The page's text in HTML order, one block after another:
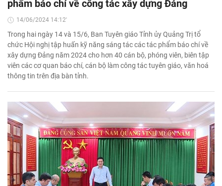
phẩm báo chí về công tác xây dựng Đảng
14/06/2024 14:12'
Trong hai ngày 14 và 15/6, Ban Tuyên giáo Tỉnh ủy Quảng Trị tổ
chức Hội nghị tập huấn kỹ năng sáng tác các tác phẩm báo chí về
xây dựng Đảng năm 2024 cho hơn 40 cán bộ, phóng viên, biên tập
viên các cơ quan báo chí, cán bộ làm công tác tuyên giáo, văn hoá
thông tin trên địa bàn tỉnh.